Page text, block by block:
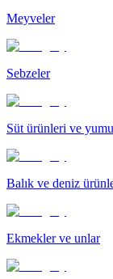
Meyveler
Sebzeler
Süt ürünleri ve
Balık ve deniz
Ekmekler ve unlar